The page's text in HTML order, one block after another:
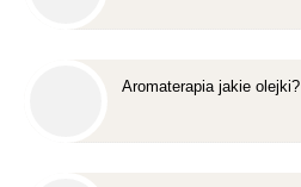
Aromaterapia jakie olejki?